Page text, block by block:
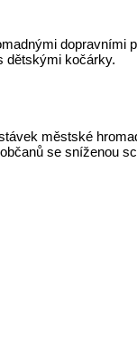
dopravními
dětskými kočárky.
městské
se sníženou